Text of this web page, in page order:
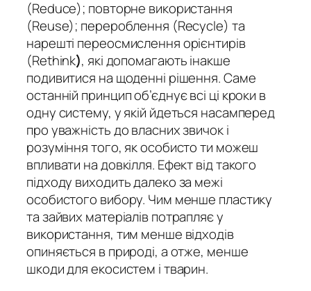
(Reduce); повторне використання
(Reuse); перероблення (Recycle) та
нарешті переосмислення орієнтирів
(Rethink), які допомагають інакше
подивитися на щоденні рішення. Саме
останній принцип об’єднує всі ці кроки в
одну систему, у якій йдеться насамперед
про уважність до власних звичок і
розуміння того, як особисто ти можеш
впливати на довкілля. Ефект від такого
підходу виходить далеко за межі
особистого вибору. Чим менше пластику
та зайвих матеріалів потрапляє у
використання, тим менше відходів
опиняється в природі, а отже, менше
шкоди для екосистем і тварин.